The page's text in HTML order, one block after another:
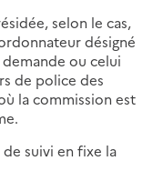
selon le cas,
désigné
ou celui
de police des
la commission est
suivi en fixe la